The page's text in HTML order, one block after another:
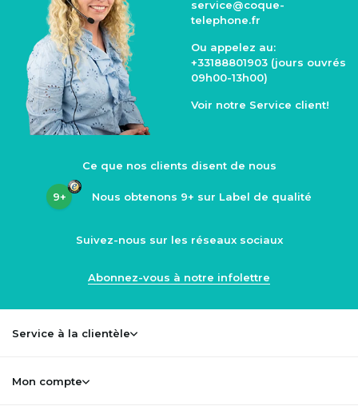
service@coque-
telephone.fr
Ou appelez au:
+33188801903 (jours ouvrés
09h00-13h00)
Voir notre Service client!
Ce que nos clients disent de nous
9+ Nous obtenons 9+ sur Label de qualité
Suivez-nous sur les réseaux sociaux
Abonnez-vous à notre infolettre
Service à la clientèle
Mon compte